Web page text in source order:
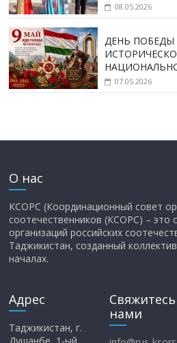
08.05.2026
ДЕНЬ
07.05.2026
О нас
КСОРС (Координационный совет
соотечественников (КСОРС) – это
организаций российских
Таджикистан, созданный
началах.
Адрес
Таджикистан, г.
Свяжитесь
нами